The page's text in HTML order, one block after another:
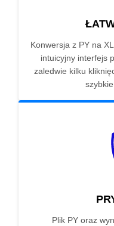
Konwersja z PY na
intuicyjny interfejs
zaledwie kilku
Plik PY oraz